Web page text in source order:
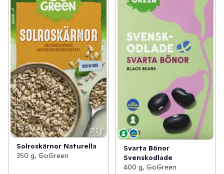
Solroskärnor Naturella
350 g, GoGreen
Svarta Bönor
Svenskodlade
400 g, GoGreen